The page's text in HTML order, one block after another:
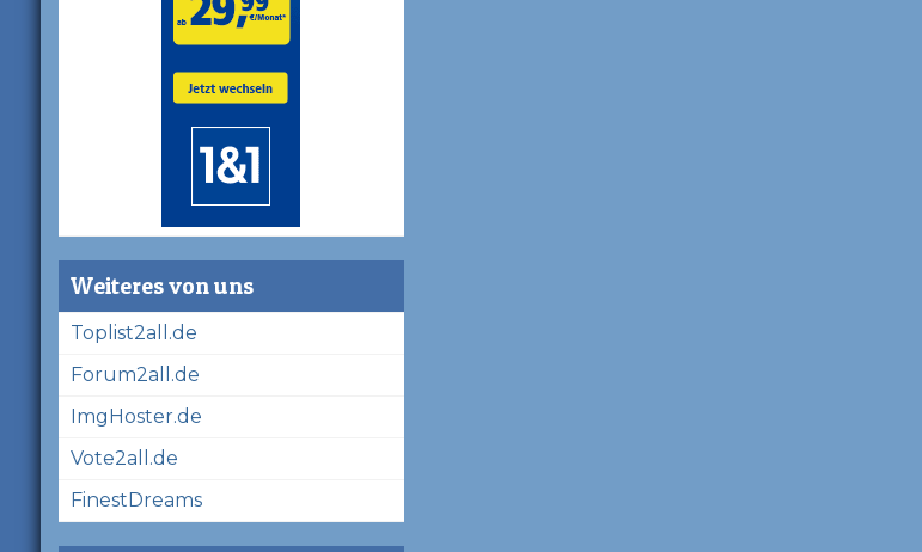
Weiteres von uns
Toplist2all.de
Forum2all.de
ImgHoster.de
Vote2all.de
FinestDreams